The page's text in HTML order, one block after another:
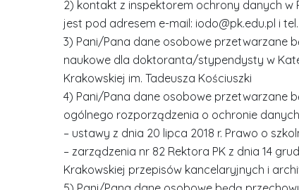
2) kontakt z inspektorem ochrony danych w
jest pod adresem e-mail: iodo@pk.edu.pl i tel.
3) Pani/Pana dane osobowe przetwarzane
naukowe dla doktoranta/stypendysty w
Krakowskiej im. Tadeusza Kościuszki
4) Pani/Pana dane osobowe przetwarzane
ogólnego rozporządzenia o ochronie
– ustawy z dnia 20 lipca 2018 r. Prawo o
– zarządzenia nr 82 Rektora PK z dnia 14
Krakowskiej przepisów kancelaryjnych i